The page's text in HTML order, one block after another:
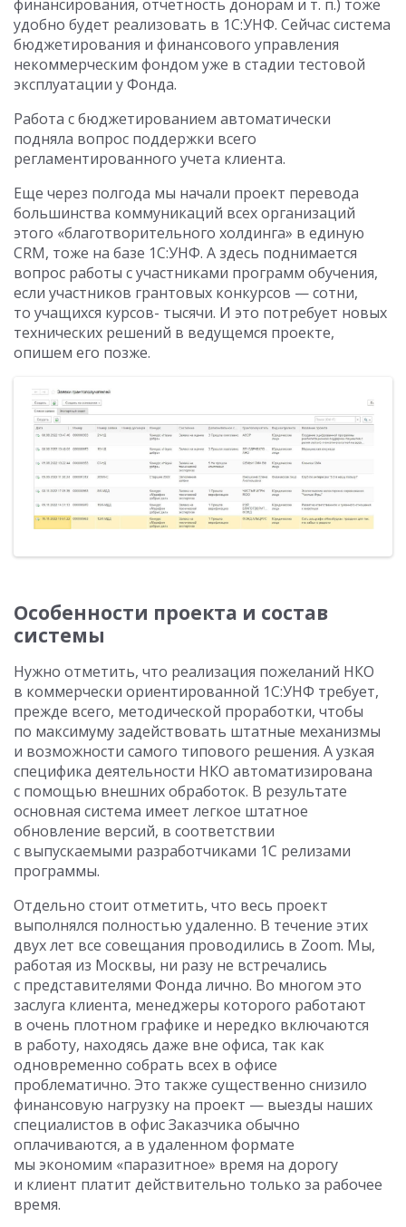
финансирования, отчетность донорам и т. п.) тоже
удобно будет реализовать в 1С:УНФ. Сейчас система
бюджетирования и финансового управления
некоммерческим фондом уже в стадии тестовой
эксплуатации у Фонда.
Работа с бюджетированием автоматически
подняла вопрос поддержки всего
регламентированного учета клиента.
Еще через полгода мы начали проект перевода
большинства коммуникаций всех организаций
этого «благотворительного холдинга» в единую
CRM, тоже на базе 1С:УНФ. А здесь поднимается
вопрос работы с участниками программ обучения,
если участников грантовых конкурсов — сотни,
то учащихся курсов- тысячи. И это потребует новых
технических решений в ведущемся проекте,
опишем его позже.
Особенности проекта и состав
системы
Нужно отметить, что реализация пожеланий НКО
в коммерчески ориентированной 1С:УНФ требует,
прежде всего, методической проработки, чтобы
по максимуму задействовать штатные механизмы
и возможности самого типового решения. А узкая
специфика деятельности НКО автоматизирована
с помощью внешних обработок. В результате
основная система имеет легкое штатное
обновление версий, в соответствии
с выпускаемыми разработчиками 1С релизами
программы.
Отдельно стоит отметить, что весь проект
выполнялся полностью удаленно. В течение этих
двух лет все совещания проводились в Zoom. Мы,
работая из Москвы, ни разу не встречались
с представителями Фонда лично. Во многом это
заслуга клиента, менеджеры которого работают
в очень плотном графике и нередко включаются
в работу, находясь даже вне офиса, так как
одновременно собрать всех в офисе
проблематично. Это также существенно снизило
финансовую нагрузку на проект — выезды наших
специалистов в офис Заказчика обычно
оплачиваются, а в удаленном формате
мы экономим «паразитное» время на дорогу
и клиент платит действительно только за рабочее
время.